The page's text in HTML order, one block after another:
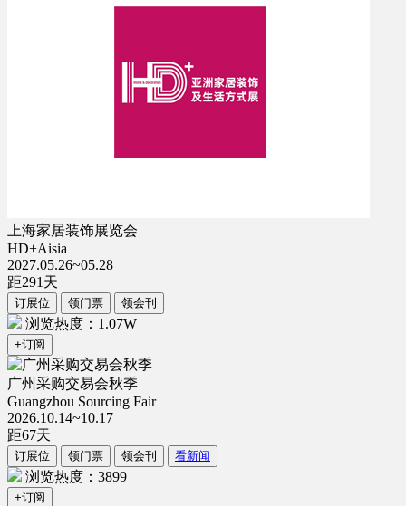
上海家居装饰展览会
HD+Aisia
2027.05.26~05.28
距291 天
订展位 领门票 领会刊
浏览热度：1.07W
+订阅
广州采购交易会秋季
Guangzhou Sourcing Fair
2026.10.14~10.17
距67天
订展位 领门票 领会刊 看新闻
浏览热度：3899
+订阅